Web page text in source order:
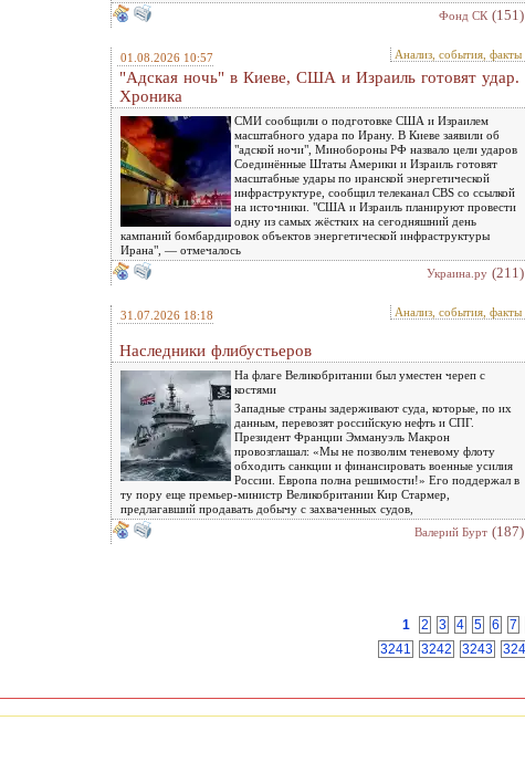
Фонд СК (151)
01.08.2026 10:57 Анализ, события, факты
"Адская ночь" в Киеве, США и Израиль готовят удар.
Хроника
СМИ сообщили о подготовке США и Израилем
масштабного удара по Ирану. В Киеве заявили об
"адской ночи", Минобороны РФ назвало цели ударов
Соединённые Штаты Америки и Израиль готовят
масштабные удары по иранской энергетической
инфраструктуре, сообщил телеканал CBS со ссылкой
на источники. "США и Израиль планируют провести
одну из самых жёстких на сегодняшний день
кампаний бомбардировок объектов энергетической инфраструктуры
Ирана", — отмечалось
Украина.ру (211)
31.07.2026 18:18 Анализ, события, факты
Наследники флибустьеров
На флаге Великобритании был уместен череп с
костями
Западные страны задерживают суда, которые, по их
данным, перевозят российскую нефть и СПГ.
Президент Франции Эммануэль Макрон
провозглашал: «Мы не позволим теневому флоту
обходить санкции и финансировать военные усилия
России. Европа полна решимости!» Его поддержал в
ту пору еще премьер-министр Великобритании Кир Стармер,
предлагавший продавать добычу с захваченных судов,
Валерий Бурт (187)
1
2 3 4 5 6 7
3241
3242 3243